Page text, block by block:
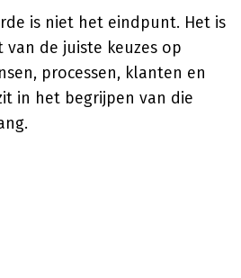
is niet het eindpunt. Het is
de juiste keuzes op
processen, klanten en
in het begrijpen van die